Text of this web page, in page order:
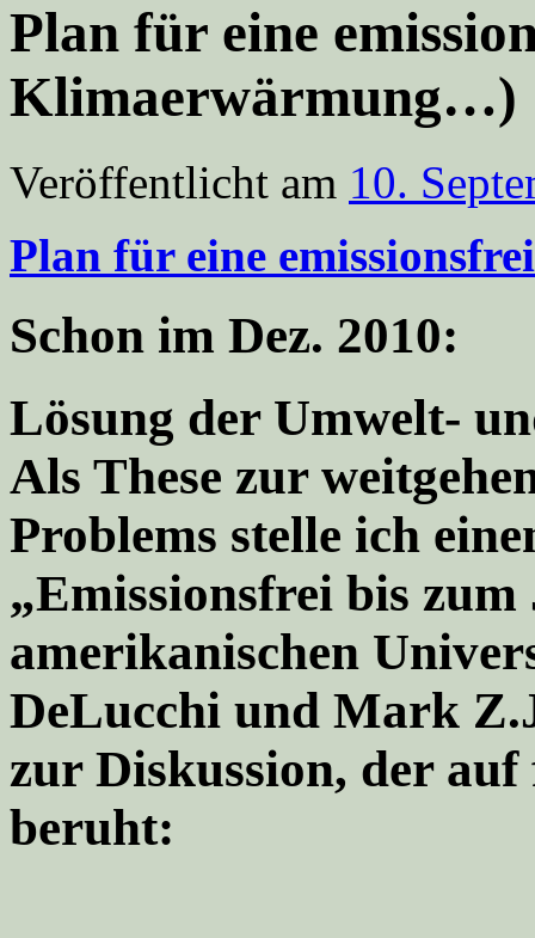
Plan für eine
Klimaerwärmung…)
Veröffentlicht am 10.
Plan für eine
Schon im Dez. 2010:
Lösung der Umwelt-
Als These zur
Problems stelle ich
„Emissionsfrei bis
amerikanischen
DeLucchi und Mark
zur Diskussion, der
beruht: